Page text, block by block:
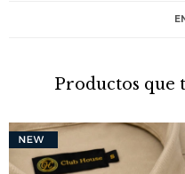
Productos que